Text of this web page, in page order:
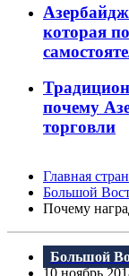
которая
почему
торговли
Главная
Большой
Почему
Большой
10 ноябрь